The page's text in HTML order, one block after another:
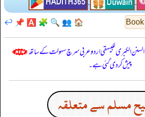
🏠
👥
🔍
🧩
🅰️
📌
↩️
الكبرى للبيهقي اردو عربی سرچ سہولت کے ساتھ
پیش کر دی گئی ہے۔
مسلم سے متعلقہ